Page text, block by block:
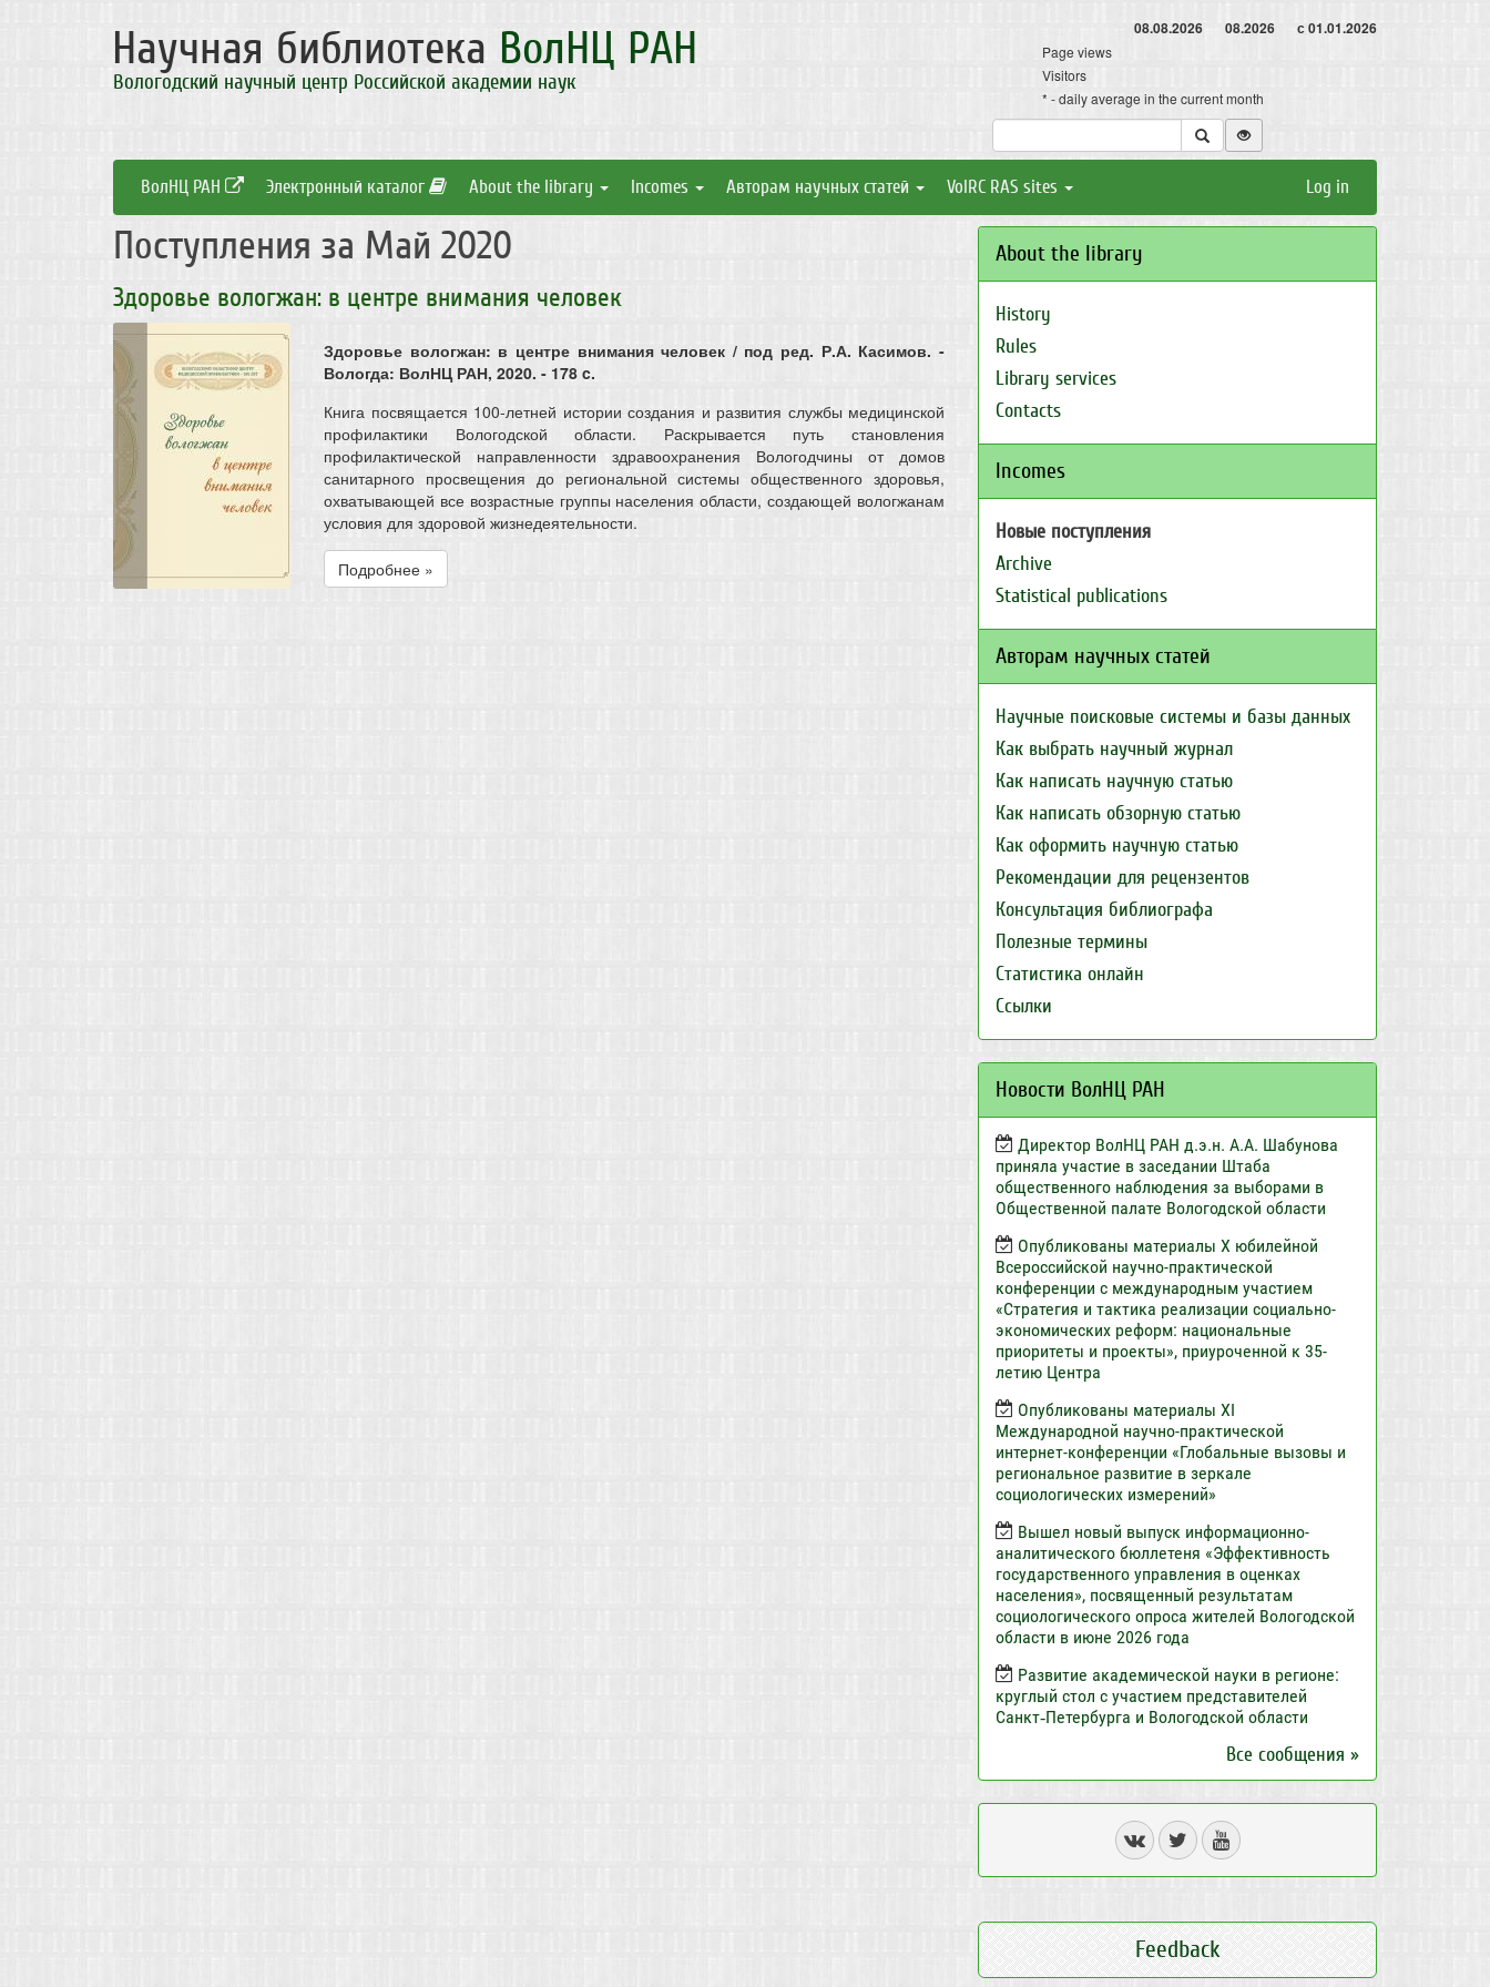
Научная библиотека ВолНЦ РАН
Вологодский научный центр Российской академии наук
08.08.2026 08.2026 с 01.01.2026
Page views
Visitors
* - daily average in the current month
ВолНЦ РАН Электронный каталог About the library Incomes Авторам научных статей VolRC RAS sites Log in
Поступления за Май 2020
Здоровье вологжан: в центре внимания человек
Здоровье вологжан: в центре внимания человек / под ред. Р.А. Касимов. -
Вологда: ВолНЦ РАН, 2020. - 178 c.
Книга посвящается 100-летней истории создания и развития службы медицинской
профилактики Вологодской области. Раскрывается путь становления
профилактической направленности здравоохранения Вологодчины от домов
санитарного просвещения до региональной системы общественного здоровья,
охватывающей все возрастные группы населения области, создающей вологжанам
условия для здоровой жизнедеятельности.
Подробнее »
About the library
History
Rules
Library services
Contacts
Incomes
Новые поступления
Archive
Statistical publications
Авторам научных статей
Научные поисковые системы и базы данных
Как выбрать научный журнал
Как написать научную статью
Как написать обзорную статью
Как оформить научную статью
Рекомендации для рецензентов
Консультация библиографа
Полезные термины
Статистика онлайн
Ссылки
Новости ВолНЦ РАН
Директор ВолНЦ РАН д.э.н. А.А. Шабунова
приняла участие в заседании Штаба
общественного наблюдения за выборами в
Общественной палате Вологодской области
Опубликованы материалы X юбилейной
Всероссийской научно-практической
конференции с международным участием
«Стратегия и тактика реализации социально-
экономических реформ: национальные
приоритеты и проекты», приуроченной к 35-
летию Центра
Опубликованы материалы XI
Международной научно-практической
интернет-конференции «Глобальные вызовы и
региональное развитие в зеркале
социологических измерений»
Вышел новый выпуск информационно-
аналитического бюллетеня «Эффективность
государственного управления в оценках
населения», посвященный результатам
социологического опроса жителей Вологодской
области в июне 2026 года
Развитие академической науки в регионе:
круглый стол с участием представителей
Санкт‑Петербурга и Вологодской области
Все сообщения »
Feedback